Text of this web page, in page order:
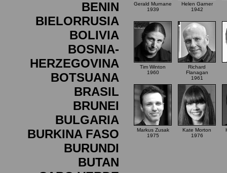
BENIN
BIELORRUSIA
BOLIVIA
BOSNIA-
HERZEGOVINA
BOTSUANA
BRASIL
BRUNEI
BULGARIA
BURKINA FASO
BURUNDI
BUTAN
Gerald Murnane
1939
Helen Garner
1942
Tim Winton
1960
Richard
Flanagan
1961
Markus Zusak
1975
Kate Morton
1976